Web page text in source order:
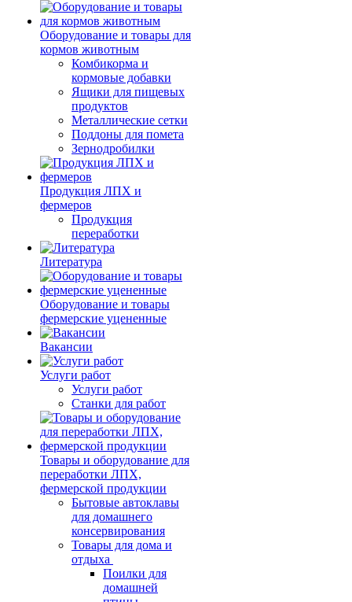
Оборудование и товары для
кормов животным
Комбикорма и
кормовые добавки
Ящики для пищевых
продуктов
Металлические сетки
Поддоны для помета
Зернодробилки
Продукция ЛПХ и
фермеров
Продукция
переработки
Литература
Оборудование и товары
фермерские уцененные
Вакансии
Услуги работ
Услуги работ
Станки для работ
Товары и оборудование для
переработки ЛПХ,
фермерской продукции
Бытовые автоклавы
для домашнего
консервирования
Товары для дома и
отдыха
Поилки для
домашней